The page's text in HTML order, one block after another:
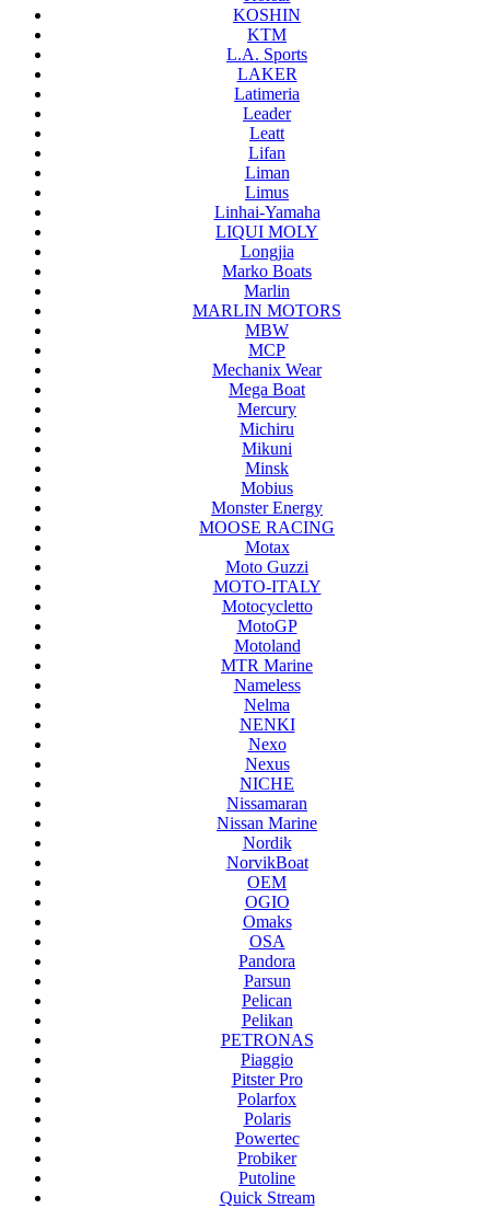
KOSHIN
KTM
L.A. Sports
LAKER
Latimeria
Leader
Leatt
Lifan
Liman
Limus
Linhai-Yamaha
LIQUI MOLY
Longjia
Marko Boats
Marlin
MARLIN MOTORS
MBW
MCP
Mechanix Wear
Mega Boat
Mercury
Michiru
Mikuni
Minsk
Mobius
Monster Energy
MOOSE RACING
Motax
Moto Guzzi
MOTO-ITALY
Motocycletto
MotoGP
Motoland
MTR Marine
Nameless
Nelma
NENKI
Nexo
Nexus
NICHE
Nissamaran
Nissan Marine
Nordik
NorvikBoat
OEM
OGIO
Omaks
OSA
Pandora
Parsun
Pelican
Pelikan
PETRONAS
Piaggio
Pitster Pro
Polarfox
Polaris
Powertec
Probiker
Putoline
Quick Stream